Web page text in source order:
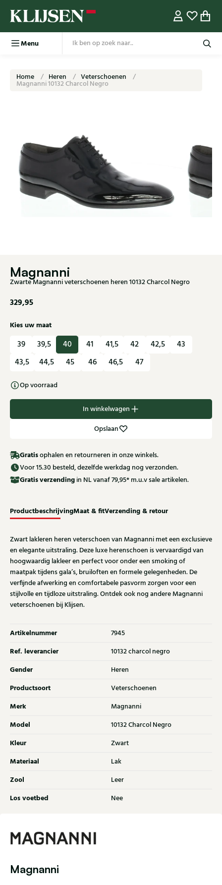
Menu
Home Heren Veterschoenen
Magnanni 10132 Charcol Negro
Magnanni
Zwarte Magnanni veterschoenen heren 10132 Charcol Negro
329,95
Kies uw maat
39 39,5 40 41 41,5 42 42,5
43
43,5
44,5 45 46 46,5 47
Op voorraad
In winkelwagen
Opslaan
Gratisophalen en retourneren in onze winkels.
Voor 15.30 besteld, dezelfde werkdag nog verzonden.
Gratisverzending in NL vanaf 79,95* m.u.v sale artikelen.
ProductbeschrijvingMaat & fitVerzending & retour
Zwart lakleren heren veterschoen van Magnanni met een exclusieve
en elegante uitstraling. Deze luxe herenschoen is vervaardigd van
hoogwaardig lakleer en perfect voor onder een smoking of
maatpak tijdens gala’s, bruiloften en formele gelegenheden. De
verfijnde afwerking en comfortabele pasvorm zorgen voor een
stijlvolle en tijdloze uitstraling. Ontdek ook nog andere Magnanni
veterschoenen bij Klijsen.
Artikelnummer 7945
Ref. leverancier 10132 charcol negro
Gender Heren
Productsoort Veterschoenen
Merk Magnanni
Model 10132 Charcol Negro
Kleur Zwart
Materiaal Lak
Zool Leer
Los voetbed Nee
Magnanni